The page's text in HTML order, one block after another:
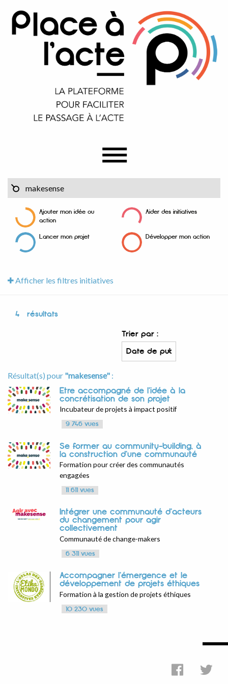
Ajouter mon idée ou
action
Aider des initiatives
Lancer mon projet Développer mon action
Afficher les filtres initiatives
4 résultats
Trier par :
Résultat(s) pour "makesense" :
Être accompagné de l'idée à la
concrétisation de son projet
Incubateur de projets à impact positif
9 746 vues
Se former au community-building, à
la construction d'une communauté
Formation pour créer des communautés
engagées
11 611 vues
Intégrer une communauté d'acteurs
du changement pour agir
collectivement
Communauté de change-makers
6 311 vues
Accompagner l'émergence et le
développement de projets éthiques
Formation à la gestion de projets éthiques
10 230 vues